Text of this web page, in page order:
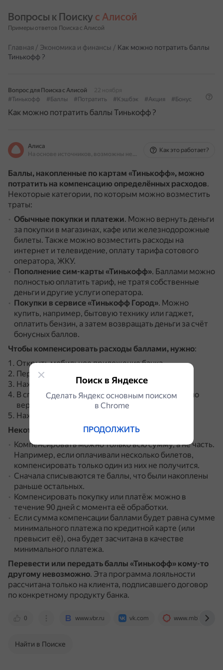
Вопросы к Поиску с Алисой
Примеры ответов Поиска с Алисой
Главная / Экономика и финансы / Как можно потратить баллы
Тинькофф ?
Вопрос для Поиска с Алисой
22 ноября
#Тинькофф
#Баллы #Потратить #Кэшбэк #Акция #Бонус
Как можно потратить баллы Тинькофф ?
Алиса
На основе источников, возможны неточности
Как это работает?
Баллы, накопленные по картам «Тинькофф», можно
потратить на компенсацию определённых расходов.
Некоторые категории, по которым можно возместить
траты:
Обычные покупки и платежи. Можно вернуть деньги
за покупки в магазинах, кафе или железнодорожные
билеты. Также можно возместить расходы на
интернет и телевидение, оплату тарифа сотового
оператора, ЖКУ.
Пополнение сим-карты «Тинькофф». Баллами можно
полностью оплатить тариф, не тратя собственные
деньги и другие услуги оператора.
Покупки в сервисе «Тинькофф Город». Можно
купить, например, бытовую технику или гаджет,
оплатить бензин, а затем возвращать деньги за счёт
бонусных баллов.
Чтобы компенсировать расходы баллами, нужно:
Открыть мобильное приложение банка.
Перейти в раздел с кэшбэком.
Нажать «Использовать баллы».
В списке операций выбрать ту, за которую нужно
вернуть деньги.
Нажать «Компенсировать баллами».
Некоторые правила использования баллов:
Компенсировать можно только всю сумму, а не часть.
Например, если оплачивали несколько билетов,
компенсировать только один из них не получится.
Сначала списываются те баллы, что были накоплены
раньше остальных.
Компенсировать покупку или платёж можно в
течение 90 дней с момента её обработки.
Если сумма компенсации баллами будет равна сумме
минимального платежа по кредитной карте (или
превысит её), она будет засчитана в качестве
минимального платежа.
Перевести или передать баллы «Тинькофф» кому-то
другому невозможно. Эта программа лояльности
рассчитана только на клиента, подписавшего договор
по конкретному продукту банка.
0 www.vbr.ru vk.com www.mbk.ru
Найти в Поиске
Поиск в Яндексе
Сделать Яндекс основным поиском
в Сhrome
ПРОДОЛЖИТЬ